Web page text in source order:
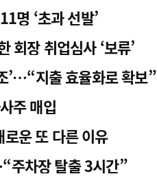
명 ‘초과 선발’
회장 취업심사 ‘보류’
’…“지출 효율화로 확보”
주 매입
운 또 다른 이유
주차장 탈출 3시간”